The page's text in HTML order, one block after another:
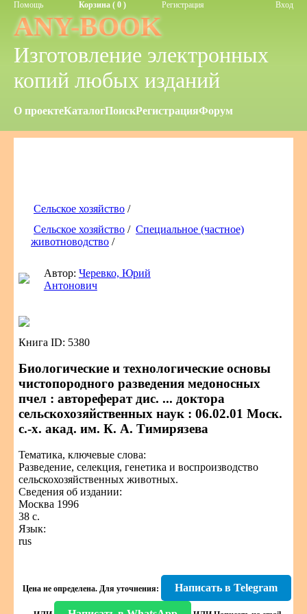
Помощь Корзина ( 0 ) Регистрация Вход
ANY-BOOK
Изготовление электронных
копий любых изданий
О проектеКаталогПоискРегистрацияФорум
Сельское хозяйство /
Сельское хозяйство / Специальное (частное)
животноводство /
Автор: Черевко, Юрий
Антонович
Книга ID: 5380
Биологические и технологические основы
чистопородного разведения медоносных
пчел : автореферат дис. ... доктора
сельскохозяйственных наук : 06.02.01 Моск.
с.-х. акад. им. К. А. Тимирязева
Тематика, ключевые слова:
Разведение, селекция, генетика и воспроизводство
сельскохозяйственных животных.
Сведения об издании:
Москва 1996
38 с.
Язык:
rus
Цена не определена. Для уточнения: Написать в Telegram